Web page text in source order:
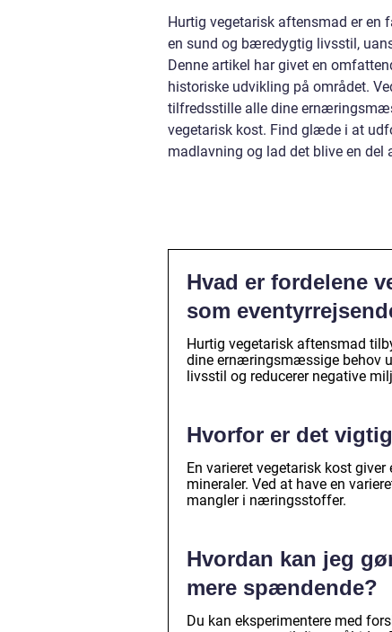
Hurtig vegetarisk aftensmad er en
en sund og bæredygtig livsstil,
Denne artikel har givet en
historiske udvikling på området.
tilfredsstille alle dine
vegetarisk kost. Find glæde i at
madlavning og lad det blive en del
Hvad er fordelene
som
Hurtig vegetarisk aftensmad
dine ernæringsmæssige behov
livsstil og reducerer negative
Hvorfor er det
En varieret vegetarisk kost
mineraler. Ved at have en
mangler i næringsstoffer.
Hvordan kan jeg
mere spændende?
Du kan eksperimentere med